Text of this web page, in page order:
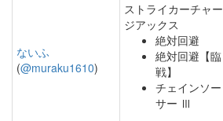
ないふ
(@muraku1610)
ストライカーチャー
ジアックス
絶対回避
絶対回避【臨
戦】
チェインソー
サー Ⅲ